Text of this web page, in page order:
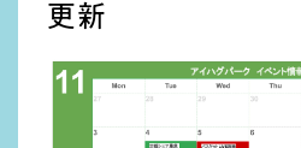
更新